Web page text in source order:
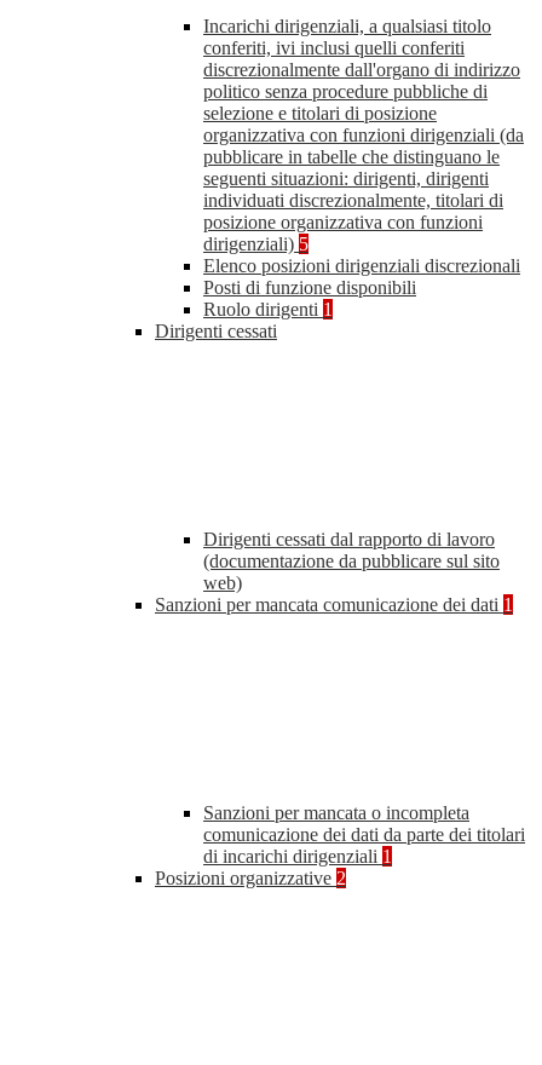
Incarichi dirigenziali, a qualsiasi titolo
conferiti, ivi inclusi quelli conferiti
discrezionalmente dall'organo di indirizzo
politico senza procedure pubbliche di
selezione e titolari di posizione
organizzativa con funzioni dirigenziali (da
pubblicare in tabelle che distinguano le
seguenti situazioni: dirigenti, dirigenti
individuati discrezionalmente, titolari di
posizione organizzativa con funzioni
dirigenziali) 5
Elenco posizioni dirigenziali discrezionali
Posti di funzione disponibili
Ruolo dirigenti 1
Dirigenti cessati
Dirigenti cessati dal rapporto di lavoro
(documentazione da pubblicare sul sito
web)
Sanzioni per mancata comunicazione dei dati 1
Sanzioni per mancata o incompleta
comunicazione dei dati da parte dei titolari
di incarichi dirigenziali 1
Posizioni organizzative 2